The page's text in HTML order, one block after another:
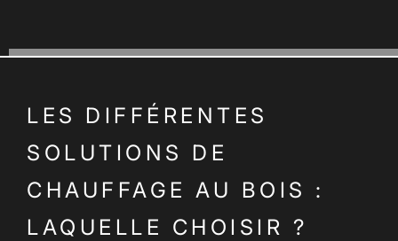
LES DIFFÉRENTES
SOLUTIONS DE
CHAUFFAGE AU BOIS :
LAQUELLE CHOISIR ?